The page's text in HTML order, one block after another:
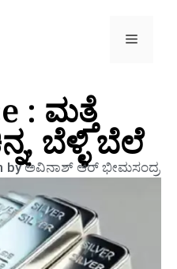
: ಮತ್ತೆ
ಬೆಳ್ಳಿ ಬೆಲೆ
byಅವಿನಾಶ್‌ ಆರ್‌ ಭೀಮಸಂದ್ರ